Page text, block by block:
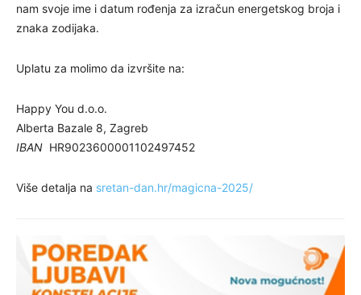
nam svoje ime i datum rođenja za izračun energetskog broja i
znaka zodijaka.
Uplatu za molimo da izvršite na:
Happy You d.o.o.
Alberta Bazale 8, Zagreb
IBAN HR9023600001102497452
Više detalja na sretan-dan.hr/magicna-2025/